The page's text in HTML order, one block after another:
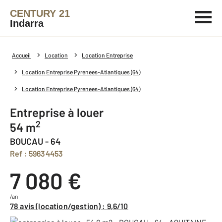
CENTURY 21
Indarra
Accueil Location Location Entreprise
Location Entreprise Pyrenees-Atlantiques (64)
Location Entreprise Pyrenees-Atlantiques (64)
Entreprise à louer
54 m2
BOUCAU - 64
Ref : 59634453
7 080 €
/an
78 avis (location/gestion) : 9,6/10